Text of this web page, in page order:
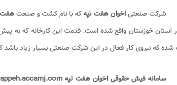
شرکت صنعتیاخوان هفت تپهکه با نام کشت و صنعتهفت
استان خوزستان واقع شده است. قدمت این کارخانه که به
که نیروی کار فعال در این شرکت صنعتی بسیار زیاد باشد که
سامانه فیش حقوقی اخوان هفت تپه